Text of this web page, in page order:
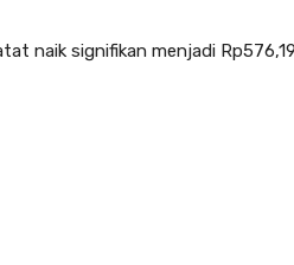
naik signifikan menjadi